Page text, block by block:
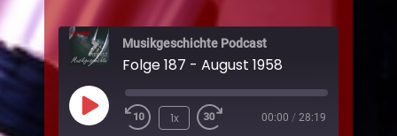
Musikgeschichte Podcast
Folge 187 - August 1958
1x 00:00 / 28:19